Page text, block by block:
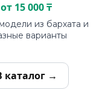
от 15 000 ₸
из бархата и
варианты
каталог →